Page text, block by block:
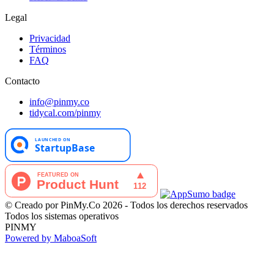
Legal
Privacidad
Términos
FAQ
Contacto
info@pinmy.co
tidycal.com/pinmy
© Creado por PinMy.Co 2026 - Todos los derechos reservados
Todos los sistemas operativos
PINMY
Powered by MaboaSoft